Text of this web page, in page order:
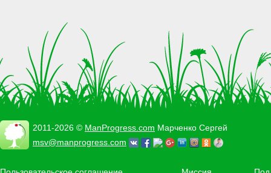
2011-2026 © ManProgress.com Марченко Сергей
msv@manprogress.com